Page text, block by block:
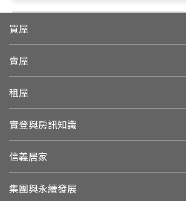
買屋
賣屋
租屋
實登與房訊知識
信義居家
集團與永續發展